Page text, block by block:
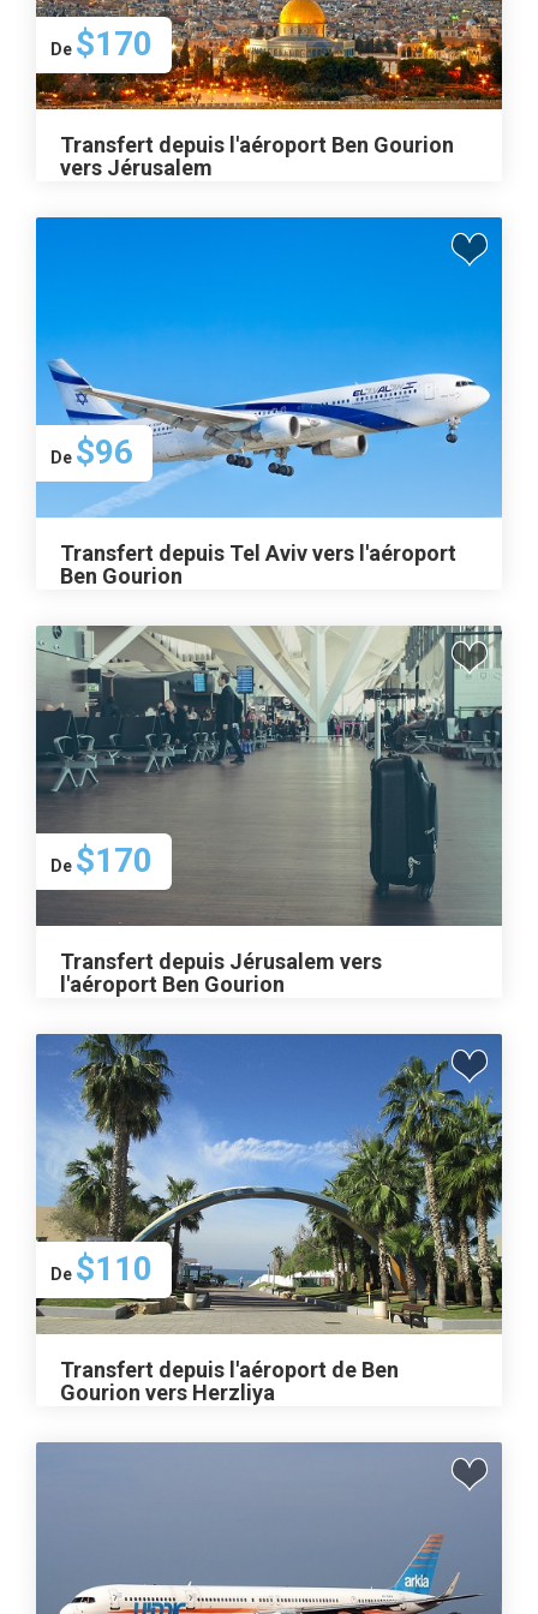
De $170
Transfert depuis l'aéroport Ben Gourion
vers Jérusalem
De $96
Transfert depuis Tel Aviv vers l'aéroport
Ben Gourion
De $170
Transfert depuis Jérusalem vers
l'aéroport Ben Gourion
De $110
Transfert depuis l'aéroport de Ben
Gourion vers Herzliya